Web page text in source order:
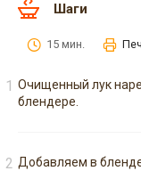
Шаги
15 мин.
Очищенный лук
блендере.
Добавляем в